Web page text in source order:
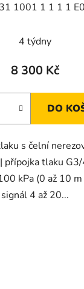
1001 1 1 1 1
4 týdny
8 300 Kč
DO
s čelní
přípojka tlaku
kPa (0 až 10
signál 4 až 20...